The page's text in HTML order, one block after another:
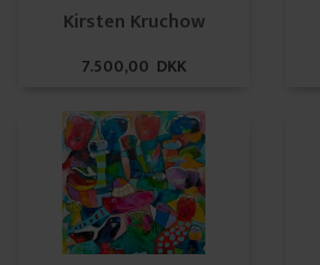
Kirsten Kruchow
7.500,00 DKK